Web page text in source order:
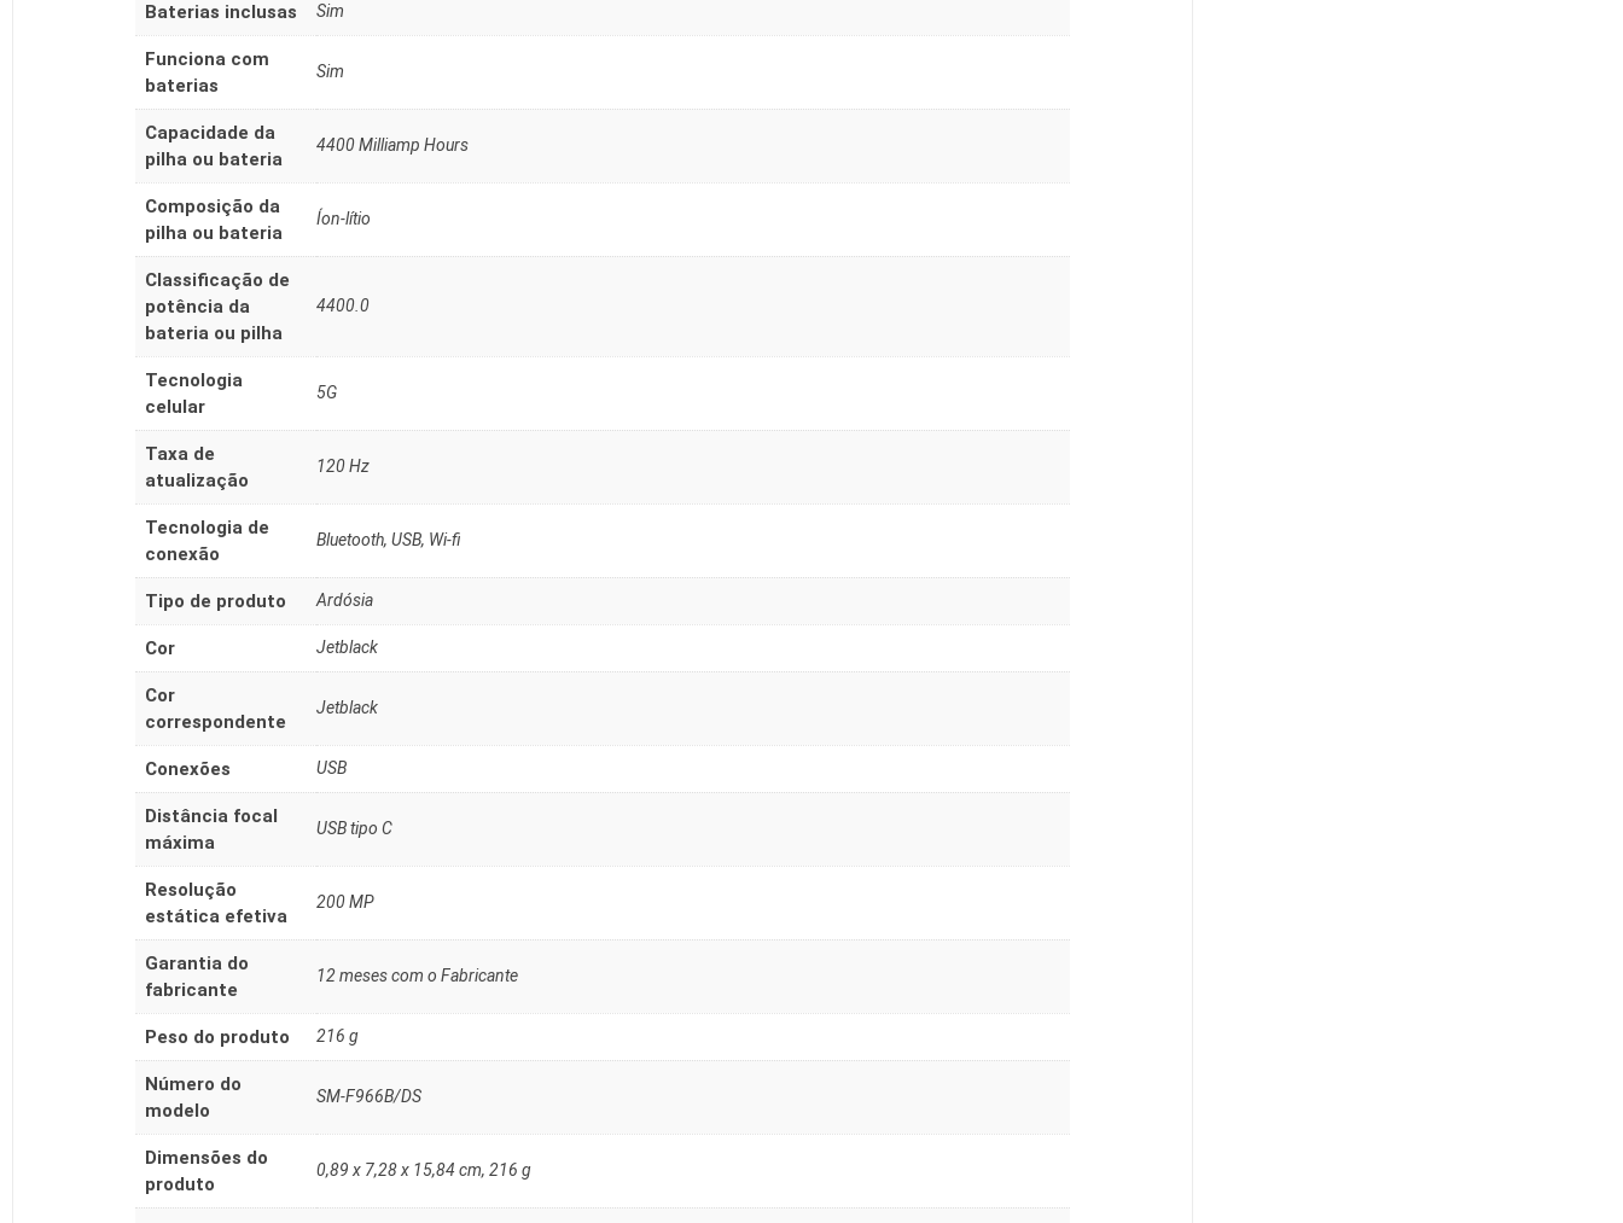
Baterias inclusas ‎Sim
Funciona com
baterias
‎Sim
Capacidade da
pilha ou bateria
‎4400 Milliamp Hours
Composição da
pilha ou bateria
‎Íon-lítio
Classificação de
potência da
bateria ou pilha
‎4400.0
Tecnologia
celular
‎5G
Taxa de
atualização
‎120 Hz
Tecnologia de
conexão
‎Bluetooth, USB, Wi-fi
Tipo de produto ‎Ardósia
Cor ‎Jetblack
Cor
correspondente
‎Jetblack
Conexões ‎USB
Distância focal
máxima
‎USB tipo C
Resolução
estática efetiva
‎200 MP
Garantia do
fabricante
‎12 meses com o Fabricante
Peso do produto ‎216 g
Número do
modelo
‎SM-F966B/DS
Dimensões do
produto
‎0,89 x 7,28 x 15,84 cm, 216 g